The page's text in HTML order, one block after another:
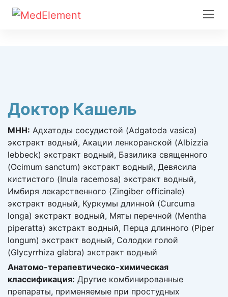
Доктор Кашель
МНН: Адхатоды сосудистой (Adgatoda vasica)
экстракт водный, Акации ленкоранской (Albizzia
lebbeck) экстракт водный, Базилика священного
(Ocimum sanctum) экстракт водный, Девясила
кистистого (Inula racemosa) экстракт водный,
Имбиря лекарственного (Zingiber officinale)
экстракт водный, Куркумы длинной (Curcuma
longa) экстракт водный, Мяты перечной (Mentha
piperatta) экстракт водный, Перца длинного (Piper
longum) экстракт водный, Солодки голой
(Glycyrrhiza glabra) экстракт водный
Анатомо-терапевтическо-химическая
классификация: Другие комбинированные
препараты, применяемые при простудных